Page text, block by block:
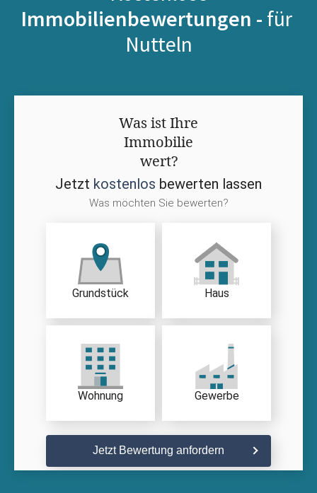
Immobilienbewertungen - für
Nutteln
Was ist Ihre
Immobilie
wert?
Jetzt kostenlos bewerten lassen
Was möchten Sie bewerten?
Grundstück Haus
Wohnung Gewerbe
Jetzt Bewertung anfordern